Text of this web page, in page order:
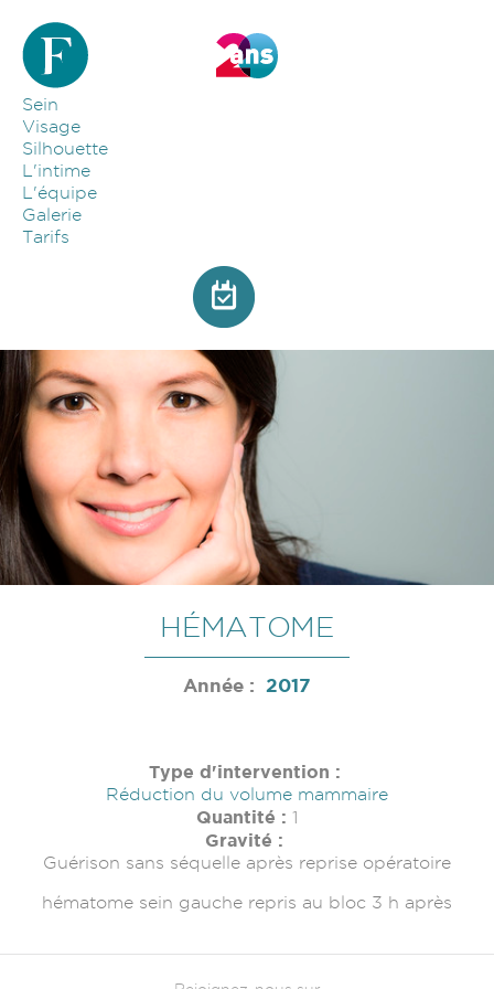
Sein
Visage
Silhouette
L'intime
L'équipe
Galerie
Tarifs
Image par défaut
HÉMATOME
Année : 2017
Type d'intervention :
Réduction du volume mammaire
Quantité : 1
Gravité :
Guérison sans séquelle après reprise opératoire
hématome sein gauche repris au bloc 3 h après